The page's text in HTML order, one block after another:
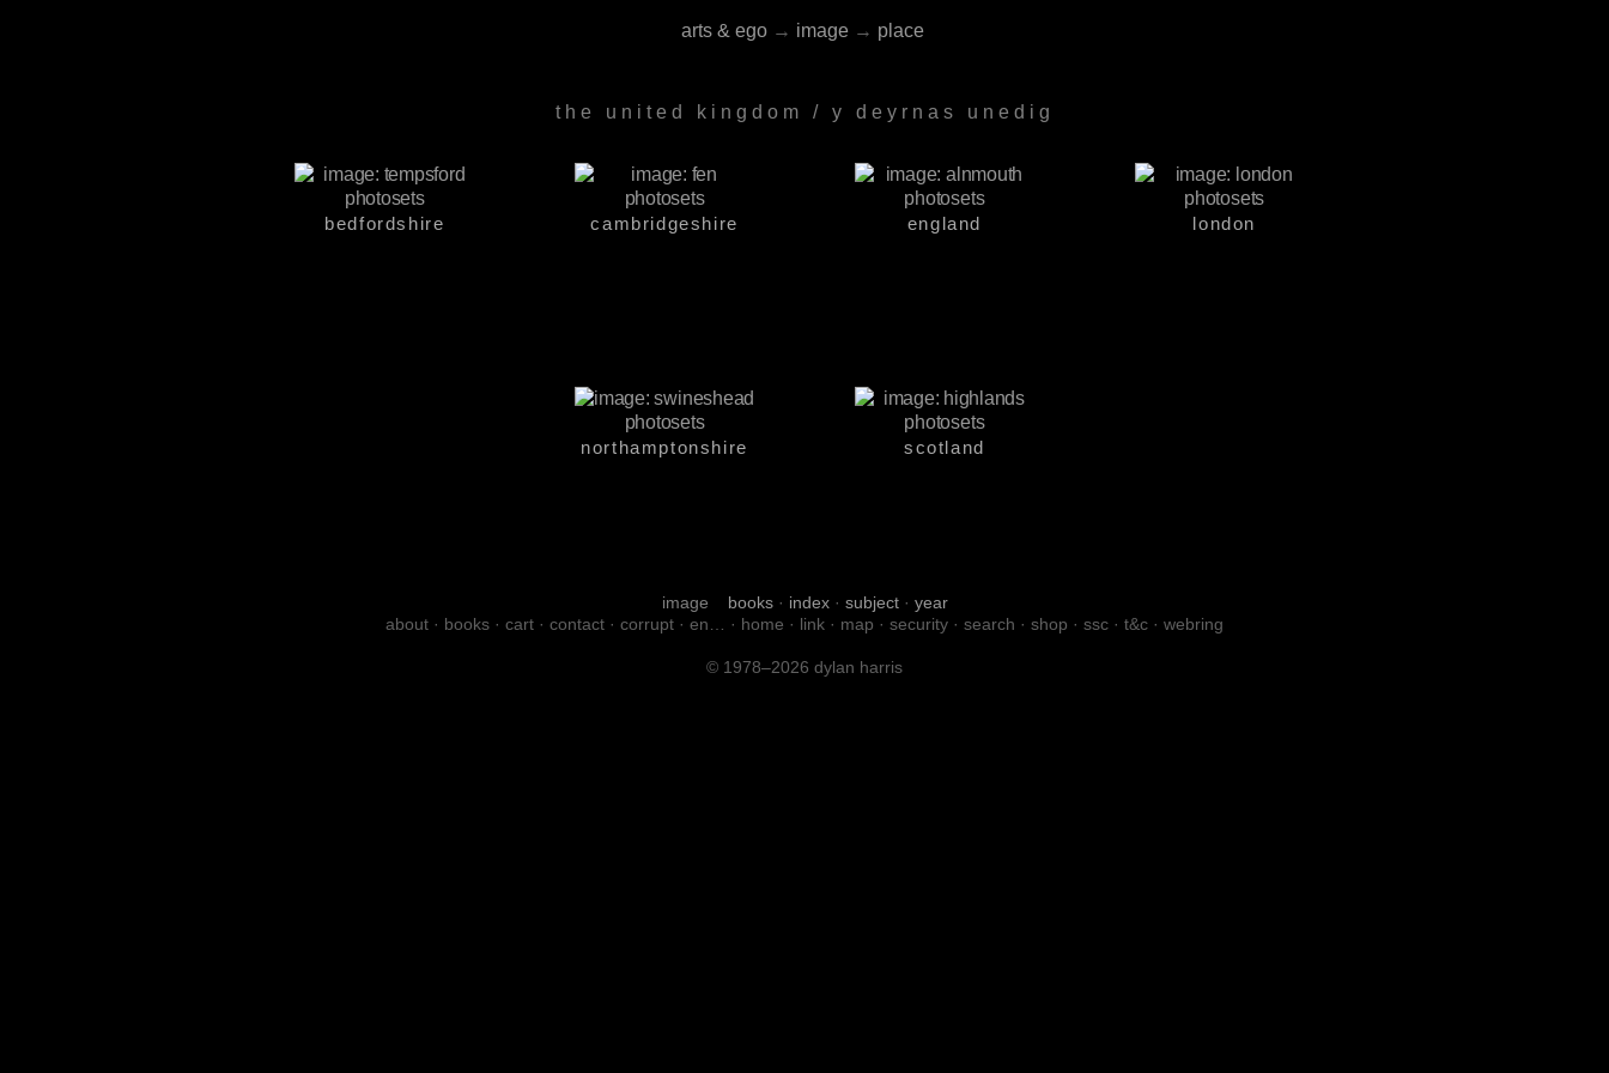
arts & ego → image → place
the united kingdom / y deyrnas unedig
bedfordshire cambridgeshire england london
northamptonshire scotland
image books · index · subject · year
about · books · cart · contact · corrupt · en… · home · link · map · security · search · shop · ssc · t&c · webring
© 1978–2026 dylan harris